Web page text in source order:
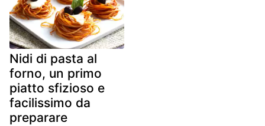
Nidi di pasta al
forno, un primo
piatto sfizioso e
facilissimo da
preparare